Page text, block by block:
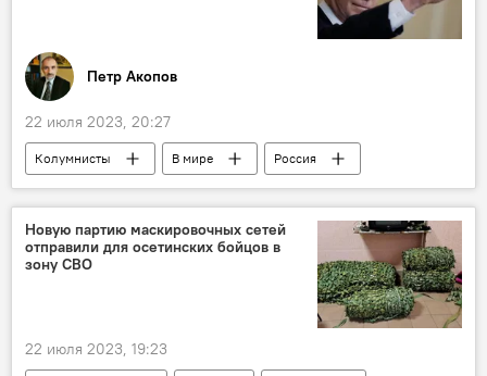
Петр Акопов
22 июля 2023, 20:27
Колумнисты В мире
Россия
США
Джо Байден
Европа
Политика
Аналитика
Новую партию маскировочных сетей
отправили для осетинских бойцов в
зону СВО
22 июля 2023, 19:23